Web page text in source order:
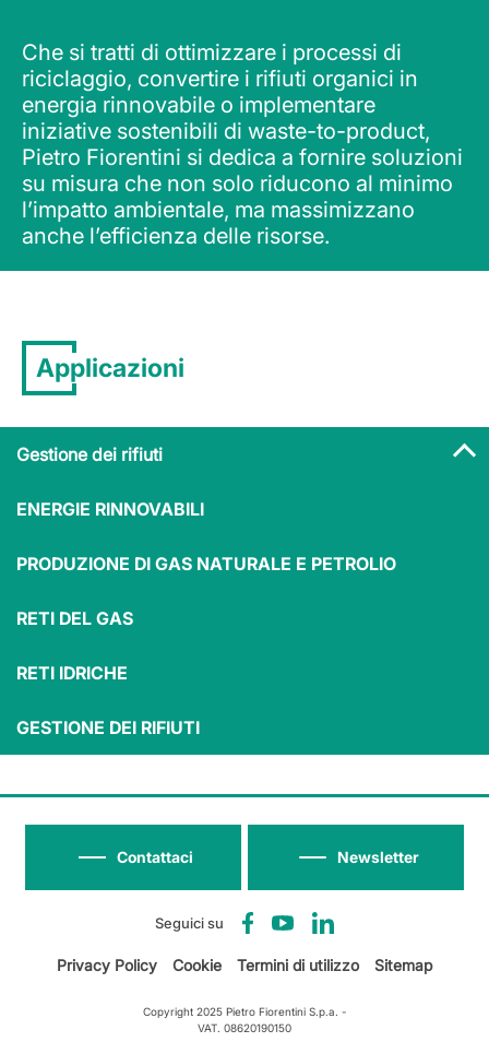
Che si tratti di ottimizzare i processi di
riciclaggio, convertire i rifiuti organici in
energia rinnovabile o implementare
iniziative sostenibili di waste-to-product,
Pietro Fiorentini si dedica a fornire soluzioni
su misura che non solo riducono al minimo
l’impatto ambientale, ma massimizzano
anche l’efficienza delle risorse.
Applicazioni
Gestione dei rifiuti
ENERGIE RINNOVABILI
PRODUZIONE DI GAS NATURALE E PETROLIO
RETI DEL GAS
RETI IDRICHE
GESTIONE DEI RIFIUTI
Applicazioni
Seguici su
Newsletter
Contattaci
Privacy Policy Cookie Termini di utilizzo Sitemap
Copyright 2025 Pietro Fiorentini S.p.a. -
VAT. 08620190150